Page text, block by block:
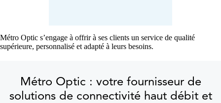
Métro Optic s’engage à offrir à ses clients un service de qualité
supérieure, personnalisé et adapté à leurs besoins.
Métro Optic : votre fournisseur de
solutions de connectivité haut débit et